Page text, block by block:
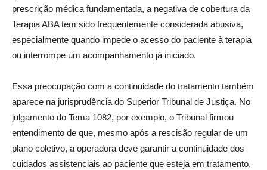
prescrição médica fundamentada, a negativa de cobertura da
Terapia ABA tem sido frequentemente considerada abusiva,
especialmente quando impede o acesso do paciente à terapia
ou interrompe um acompanhamento já iniciado.
Essa preocupação com a continuidade do tratamento também
aparece na jurisprudência do Superior Tribunal de Justiça. No
julgamento do Tema 1082, por exemplo, o Tribunal firmou
entendimento de que, mesmo após a rescisão regular de um
plano coletivo, a operadora deve garantir a continuidade dos
cuidados assistenciais ao paciente que esteja em tratamento,